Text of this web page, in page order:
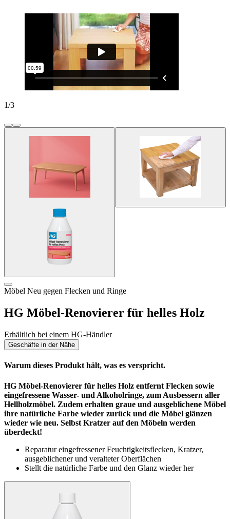
1/3
Möbel Neu gegen Flecken und Ringe
HG Möbel-Renovierer für helles Holz
Erhältlich bei einem HG-Händler
Geschäfte in der Nähe
Warum dieses Produkt hält, was es verspricht.
HG Möbel-Renovierer für helles Holz entfernt Flecken sowie
eingefressene Wasser- und Alkoholringe, zum Ausbessern aller
Hellholzmöbel. Zudem erhalten graue und ausgeblichene Möbel
ihre natürliche Farbe wieder zurück und die Möbel glänzen
wieder wie neu. Selbst Kratzer auf den Möbeln werden
überdeckt!
Reparatur eingefressener Feuchtigkeitsflecken, Kratzer,
ausgeblichener und veralteter Oberflächen
Stellt die natürliche Farbe und den Glanz wieder her